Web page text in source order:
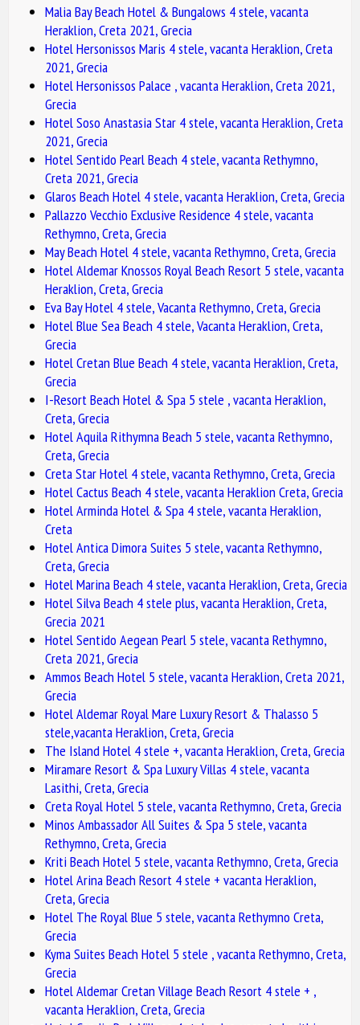
Malia Bay Beach Hotel & Bungalows 4 stele, vacanta
Heraklion, Creta 2021, Grecia
Hotel Hersonissos Maris 4 stele, vacanta Heraklion, Creta
2021, Grecia
Hotel Hersonissos Palace , vacanta Heraklion, Creta 2021,
Grecia
Hotel Soso Anastasia Star 4 stele, vacanta Heraklion, Creta
2021, Grecia
Hotel Sentido Pearl Beach 4 stele, vacanta Rethymno,
Creta 2021, Grecia
Glaros Beach Hotel 4 stele, vacanta Heraklion, Creta, Grecia
Pallazzo Vecchio Exclusive Residence 4 stele, vacanta
Rethymno, Creta, Grecia
May Beach Hotel 4 stele, vacanta Rethymno, Creta, Grecia
Hotel Aldemar Knossos Royal Beach Resort 5 stele, vacanta
Heraklion, Creta, Grecia
Eva Bay Hotel 4 stele, Vacanta Rethymno, Creta, Grecia
Hotel Blue Sea Beach 4 stele, Vacanta Heraklion, Creta,
Grecia
Hotel Cretan Blue Beach 4 stele, vacanta Heraklion, Creta,
Grecia
I-Resort Beach Hotel & Spa 5 stele , vacanta Heraklion,
Creta, Grecia
Hotel Aquila Rithymna Beach 5 stele, vacanta Rethymno,
Creta, Grecia
Creta Star Hotel 4 stele, vacanta Rethymno, Creta, Grecia
Hotel Cactus Beach 4 stele, vacanta Heraklion Creta, Grecia
Hotel Arminda Hotel & Spa 4 stele, vacanta Heraklion,
Creta
Hotel Antica Dimora Suites 5 stele, vacanta Rethymno,
Creta, Grecia
Hotel Marina Beach 4 stele, vacanta Heraklion, Creta, Grecia
Hotel Silva Beach 4 stele plus, vacanta Heraklion, Creta,
Grecia 2021
Hotel Sentido Aegean Pearl 5 stele, vacanta Rethymno,
Creta 2021, Grecia
Ammos Beach Hotel 5 stele, vacanta Heraklion, Creta 2021,
Grecia
Hotel Aldemar Royal Mare Luxury Resort & Thalasso 5
stele,vacanta Heraklion, Creta, Grecia
The Island Hotel 4 stele +, vacanta Heraklion, Creta, Grecia
Miramare Resort & Spa Luxury Villas 4 stele, vacanta
Lasithi, Creta, Grecia
Creta Royal Hotel 5 stele, vacanta Rethymno, Creta, Grecia
Minos Ambassador All Suites & Spa 5 stele, vacanta
Rethymno, Creta, Grecia
Kriti Beach Hotel 5 stele, vacanta Rethymno, Creta, Grecia
Hotel Arina Beach Resort 4 stele + vacanta Heraklion,
Creta, Grecia
Hotel The Royal Blue 5 stele, vacanta Rethymno Creta,
Grecia
Kyma Suites Beach Hotel 5 stele , vacanta Rethymno, Creta,
Grecia
Hotel Aldemar Cretan Village Beach Resort 4 stele + ,
vacanta Heraklion, Creta, Grecia